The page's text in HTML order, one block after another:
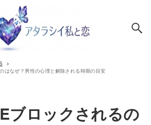
はなぜ？男性の心理と解除される時期の目安
ブロックされるの